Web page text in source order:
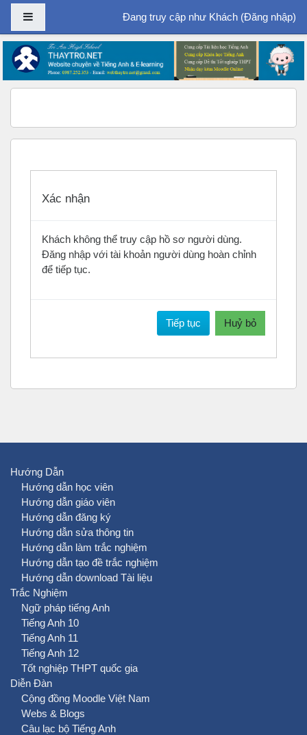
Chuyển tới nội dung chính
Bảng điều khiển cạnhĐang truy cập như Khách (Đăng nhập)
Xác nhận
Khách không thể truy cập hồ sơ người dùng.
Đăng nhập với tài khoản người dùng hoàn chỉnh
để tiếp tục.
Tiếp tục Huỷ bỏ
Hướng Dẫn
Hướng dẫn học viên
Hướng dẫn giáo viên
Hướng dẫn đăng ký
Hướng dẫn sửa thông tin
Hướng dẫn làm trắc nghiệm
Hướng dẫn tạo đề trắc nghiệm
Hướng dẫn download Tài liệu
Trắc Nghiệm
Ngữ pháp tiếng Anh
Tiếng Anh 10
Tiếng Anh 11
Tiếng Anh 12
Tốt nghiệp THPT quốc gia
Diễn Đàn
Cộng đồng Moodle Việt Nam
Webs & Blogs
Câu lạc bộ Tiếng Anh